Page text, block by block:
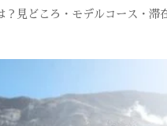
？見どころ・モデルコース・滞